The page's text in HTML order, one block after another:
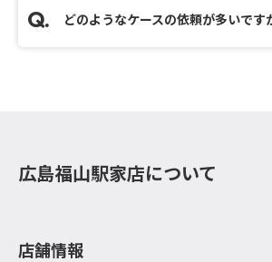
どのようなケースの依頼が多いです
広島福山駅家店について
店舗情報